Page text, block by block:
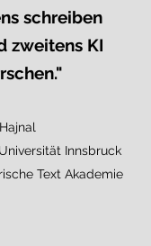
schreiben
zweitens KI
Innsbruck
Text Akademie